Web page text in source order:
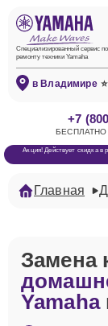
Специализированный сервис по
ремонту техники Yamaha
в Владимире
+7
БЕСПЛАТНО
Акция! Действует скидка в
Главная
Замена
Yamaha